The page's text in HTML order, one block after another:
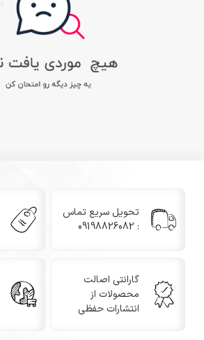
تحویل سریع تماس
: 09198826082
گارانتی اصالت
محصولات از
انتشارات حفظی